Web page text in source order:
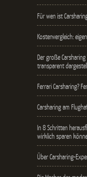
Für wen ist
Kostenvergleich:
Der große
transparent
Ferrari Carsharing?
Carsharing am
In 8 Schritten
wirklich sparen
Über Carsharing-